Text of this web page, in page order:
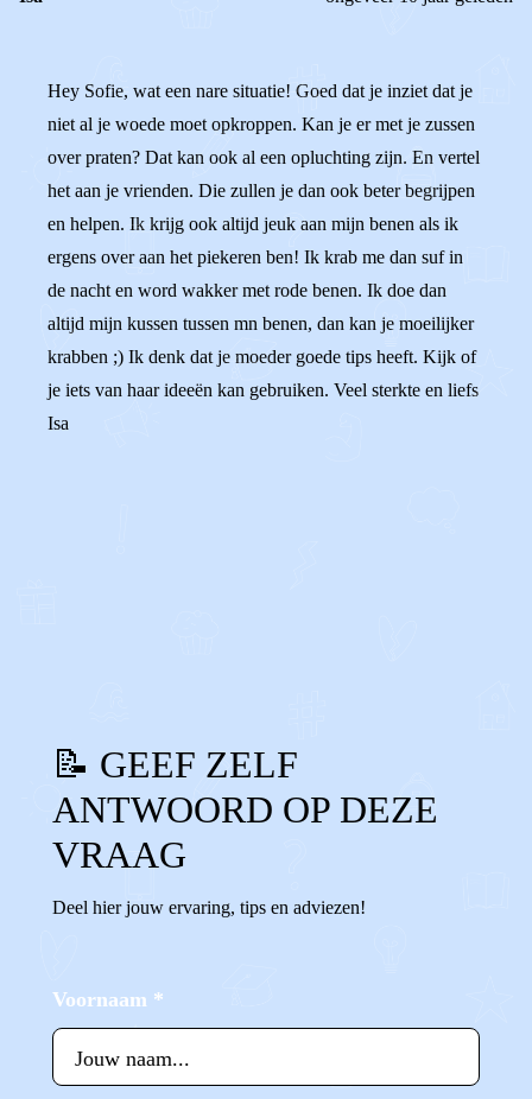
Hey Sofie, wat een nare situatie! Goed dat je inziet dat je
niet al je woede moet opkroppen. Kan je er met je zussen
over praten? Dat kan ook al een opluchting zijn. En vertel
het aan je vrienden. Die zullen je dan ook beter begrijpen
en helpen. Ik krijg ook altijd jeuk aan mijn benen als ik
ergens over aan het piekeren ben! Ik krab me dan suf in
de nacht en word wakker met rode benen. Ik doe dan
altijd mijn kussen tussen mn benen, dan kan je moeilijker
krabben ;) Ik denk dat je moeder goede tips heeft. Kijk of
je iets van haar ideeën kan gebruiken. Veel sterkte en liefs
Isa
📝 GEEF ZELF
ANTWOORD OP DEZE
VRAAG
Deel hier jouw ervaring, tips en adviezen!
Voornaam *